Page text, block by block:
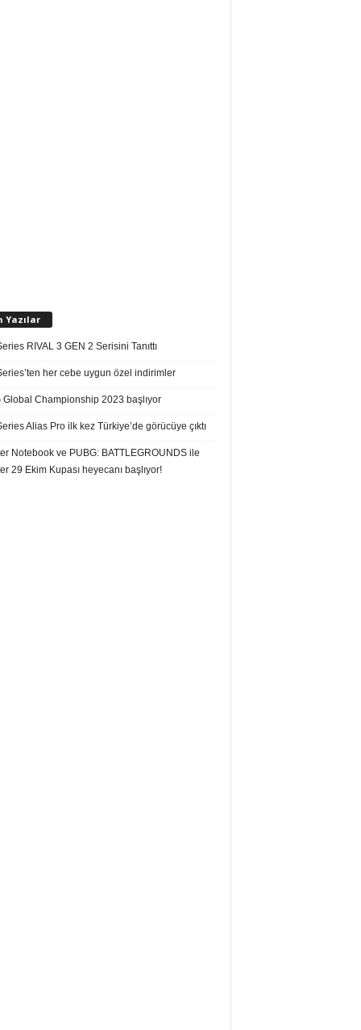
Yazılar
RIVAL 3 GEN 2 Serisini Tanıttı
her cebe uygun özel indirimler
Global Championship 2023 başlıyor
Alias Pro ilk kez Türkiye’de görücüye çıktı
Notebook ve PUBG: BATTLEGROUNDS ile
29 Ekim Kupası heyecanı başlıyor!